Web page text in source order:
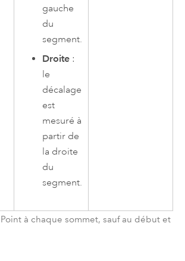
gauche
du
segment.
Droite :
le
décalage
est
mesuré à
partir de
la droite
du
segment.
à chaque sommet, sauf au début et